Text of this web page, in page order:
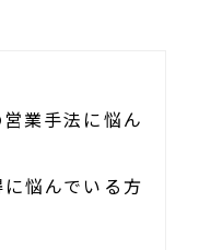
業手法に悩ん
悩んでいる方